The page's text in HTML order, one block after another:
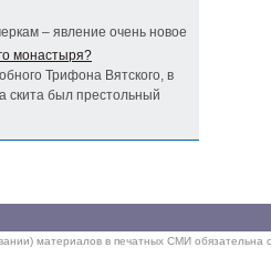
– явление очень новое
монастыря?
Трифона Вятского, в
скита был престольный
материалов в печатных СМИ обязательна